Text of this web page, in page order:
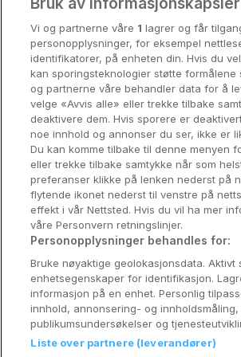
View hotel
SALG
Thon Hotel
Oslo • 1.3km from
9.4 Excellent
Salg med frokost
2270 NOK /
View hotel
Smarthotel Oslo
Oslo • 1.2km from
8.9 Excellent
☕ Med frokost
2285 NOK / Per
View hotel
Stavanger
Bergen
Utforsk Norden
Om Coop HotellKupp
Konkurranse
Koselig avbrekk
Velvære i var
Premiumhotell
Venninnetur
Vi og partnerne våre 1 lagrer og får
personopplysninger, for eksempel
identifikatorer, på enheten din. Hvis du
kan sporingsteknologier støtte formålene
og partnerne våre behandler data for å
velge «Avvis alle» eller trekke tilbake
deaktivere dem. Hvis sporere er
noe innhold og annonser du ser, ikke er
Du kan komme tilbake til denne menyen
eller trekke tilbake samtykke når som
preferanser klikke på lenken nederst på
flytende ikonet nederst til venstre på
effekt i vår Nettsted. Hvis du vil ha mer
våre Personvern retningslinjer.
Personopplysninger behandles for:
Bruke nøyaktige geolokasjonsdata. Aktivt
enhetsegenskaper for identifikasjon.
informasjon på en enhet. Personlig
innhold, annonsering- og innholdsmåling,
publikumsundersøkelser og
Liste over partnere (leverandører)